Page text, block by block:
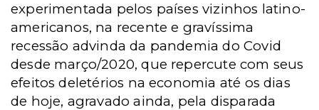
experimentada pelos países vizinhos latino-
americanos, na recente e gravíssima
recessão advinda da pandemia do Covid
desde março/2020, que repercute com seus
efeitos deletérios na economia até os dias
de hoje, agravado ainda, pela disparada